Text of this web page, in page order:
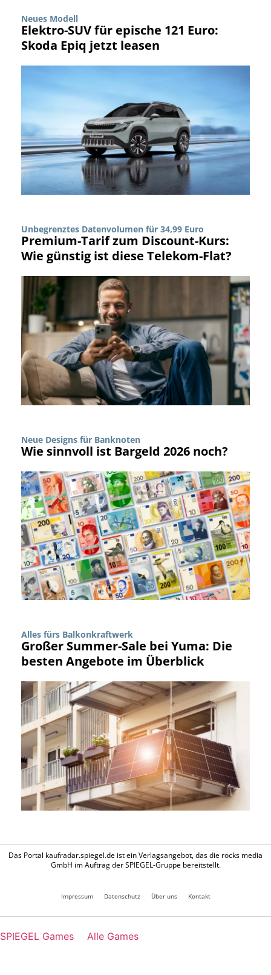
Neues Modell
Elektro-SUV für epische 121 Euro:
Skoda Epiq jetzt leasen
Unbegrenztes Datenvolumen für 34,99 Euro
Premium-Tarif zum Discount-Kurs:
Wie günstig ist diese Telekom-Flat?
Neue Designs für Banknoten
Wie sinnvoll ist Bargeld 2026 noch?
Alles fürs Balkonkraftwerk
Großer Summer-Sale bei Yuma: Die
besten Angebote im Überblick
Das Portal kaufradar.spiegel.de ist ein Verlagsangebot, das die rocks media
GmbH im Auftrag der SPIEGEL-Gruppe bereitstellt.
Impressum Datenschutz Über uns Kontakt
SPIEGEL Games Alle Games